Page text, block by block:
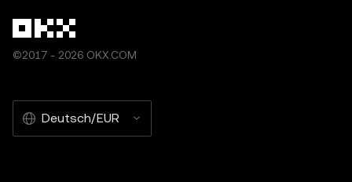
©2017 - 2026 OKX.COM
Deutsch/EUR